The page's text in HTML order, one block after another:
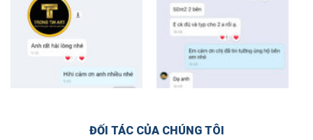
ĐỐI TÁC CỦA CHÚNG TÔI